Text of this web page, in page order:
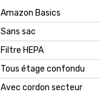
Amazon Basics
Sans sac
Filtre HEPA
Tous étage confondu
Avec cordon secteur